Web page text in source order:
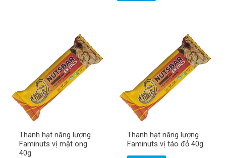
Thanh hạt năng lượng
Faminuts vị mật ong
40g
Thanh hạt năng lượng
Faminuts vị táo đỏ 40g